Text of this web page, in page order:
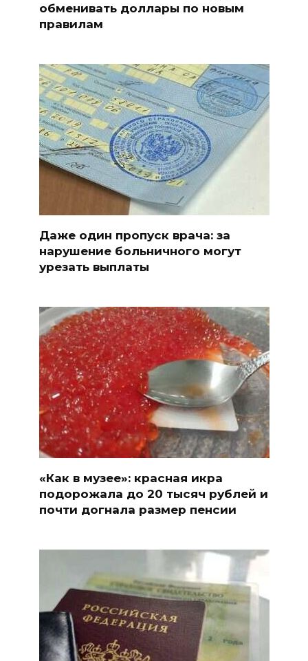
обменивать доллары по новым
правилам
Даже один пропуск врача: за
нарушение больничного могут
урезать выплаты
«Как в музее»: красная икра
подорожала до 20 тысяч рублей и
почти догнала размер пенсии